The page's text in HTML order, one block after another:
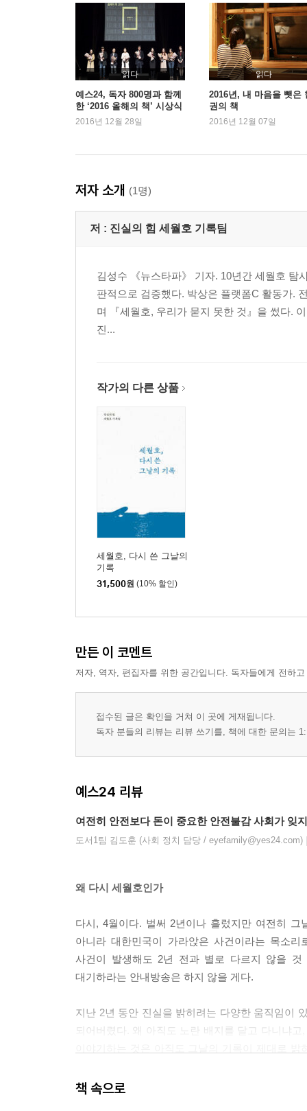
배 안으로 들어오지 않는 해경 162 | “몰라요, 구조
“어선들 철수해, 철수하라고” 170 | 어업지도선, 어
2부 왜 못 구했나
1장 늦은 출동 181
관제 실패 181 | 상황 파악 안 하는 긴급 전화 195
교신 없는 출동 세력 231 | 사라진 현장 보고 240
4장 책임자 없는 현장 267
123정, OSC 맞나 267 | 책임 떠넘기는 지휘자들
3부 왜 침몰했나
복원성 악화 373 | 상습 과적 377 | 평형수 감축 384
2장 침몰 원인 392
4부 “대한민국에서 제일 위험한 배”, 어떻게 태어
1장 전조 439
잇따른 사고 440
한국선급, 규정보다 관행 483 | 허울뿐인 시험운항
4장 책임자들 512
돈의 먹이사슬 512 | 실소유자 유병언 519
[부록4] 국정원, 끝나지 않은 의문 530
1장 선원이 구할 수 있었다 555
간부 선원의 역할과 책임 581
2장 해경도 구할 수 있었다 592
3장 구할 수 있었다 624
읽다
예스24, 독자 800명과 함께
한 ‘2016 올해의 책’ 시상식
2016년 12월 28일
읽다
2016년, 내 마음을 뺏은
권의 책
2016년 12월 07일
저자 소개 (1명)
저 : 진실의 힘 세월호 기록팀
김성수 《뉴스타파》 기자. 10년간 세월호 탐
판적으로 검증했다. 박상은 플랫폼C 활동가.
며 『세월호, 우리가 묻지 못한 것』을 썼다.
진...
작가의 다른 상품
세월호, 다시 쓴 그날의
기록
31,500원 (10% 할인)
만든 이 코멘트
저자, 역자, 편집자를 위한 공간입니다. 독자들에게 전하
접수된 글은 확인을 거쳐 이 곳에 게재됩니다.
독자 분들의 리뷰는 리뷰 쓰기를, 책에 대한 문의는
예스24 리뷰
여전히 안전보다 돈이 중요한 안전불감 사회가 잊
도서1팀 김도훈 (사회 정치 담당 / eyefamily@yes24.com)
왜 다시 세월호인가
다시, 4월이다. 벌써 2년이나 흘렀지만 여전히
아니라 대한민국이 가라앉은 사건이라는 목소
사건이 발생해도 2년 전과 별로 다르지 않을
대기하라는 안내방송은 하지 않을 게다.
지난 2년 동안 진실을 밝히려는 다양한 움직임이
되어버렸다. 왜 아직도 노란 배지를 달고 다니냐
책 속으로